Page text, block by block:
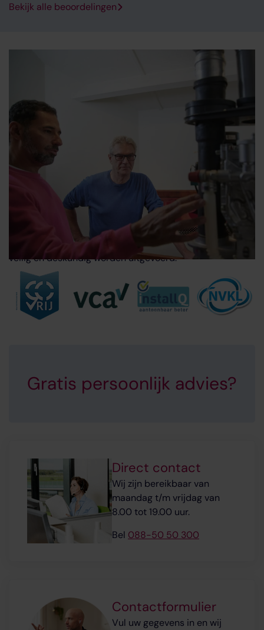
Bekijk alle beoordelingen
Kemkens, gecertificeerd
installateur
Bij Kemkens staan kwaliteit en veiligheid hoog in het
vaandel. Wij zijn een erkend installatiebedrijf met alle
benodigde certificeringen, waaronder het Bewijs van
Vakmanschap CO en de CO-certificering (Gasketelwet).
Onze monteurs zijn opgeleid volgens de nieuwe wet- en
regelgeving en worden regelmatig bijgeschoold. Zo kunt
u er zeker van zijn dat de installatie en het onderhoud
veilig en deskundig worden uitgevoerd.
Gratis persoonlijk advies?
Direct contact
Wij zijn bereikbaar van
maandag t/m vrijdag van
8.00 tot 19.00 uur.
Bel 088-50 50 300
Contactformulier
Vul uw gegevens in en wij